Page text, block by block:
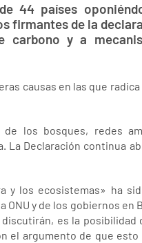
44 países
firmantes de la
carbono y a
causas en las que radica
los bosques, redes
La Declaración continua
y los ecosistemas» ha
y de los gobiernos en
es la posibilidad
el argumento de que esto